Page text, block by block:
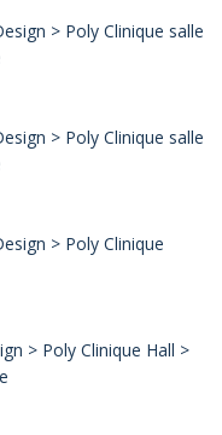
> Poly Clinique salle
> Poly Clinique salle
> Poly Clinique
> Poly Clinique Hall >